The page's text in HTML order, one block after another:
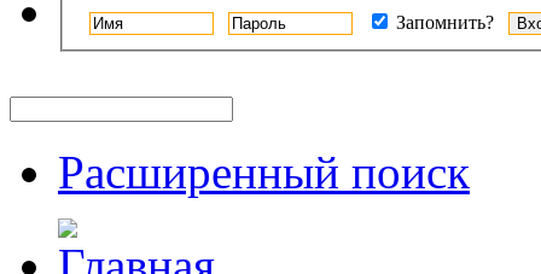
Запомнить?
Расширенный поиск